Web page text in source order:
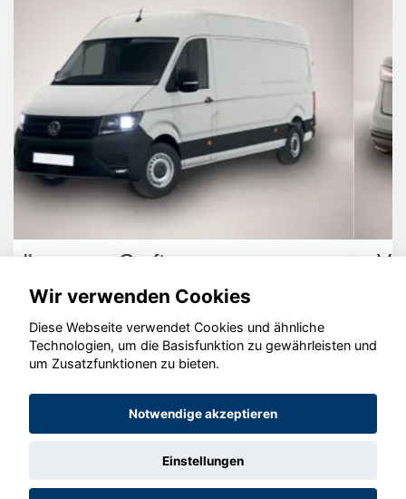
Volkswagen ID.7
© konjunkturmotor.de GmbH 2020 - 2026
Wir verwenden Cookies
Diese Webseite verwendet Cookies und ähnliche
Technologien, um die Basisfunktion zu gewährleisten und
um Zusatzfunktionen zu bieten.
Notwendige akzeptieren
Einstellungen